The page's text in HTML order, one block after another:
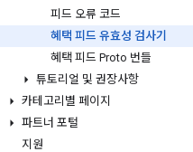
피드 오류 코드
혜택 피드 유효성 검사기
혜택 피드 Proto 번들
튜토리얼 및 권장사항
카테고리별 페이지
파트너 포털
지원